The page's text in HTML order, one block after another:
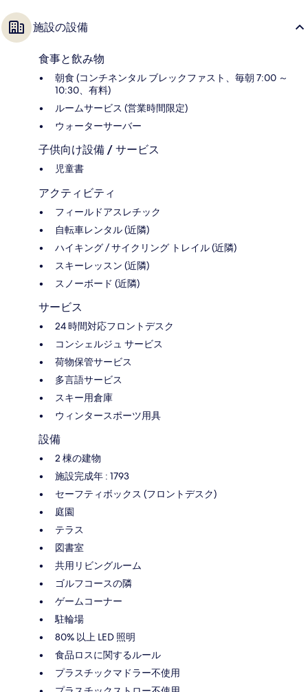
施設の設備
食事と飲み物
朝食 (コンチネンタル ブレックファスト、毎朝 7:00 ～
10:30、有料)
ルームサービス (営業時間限定)
ウォーターサーバー
子供向け設備 / サービス
児童書
アクティビティ
フィールドアスレチック
自転車レンタル (近隣)
ハイキング / サイクリング トレイル (近隣)
スキーレッスン (近隣)
スノーボード (近隣)
サービス
24 時間対応フロントデスク
コンシェルジュ サービス
荷物保管サービス
多言語サービス
スキー用倉庫
ウィンタースポーツ用具
設備
2 棟の建物
施設完成年 : 1793
セーフティボックス (フロントデスク)
庭園
テラス
図書室
共用リビングルーム
ゴルフコースの隣
ゲームコーナー
駐輪場
80% 以上 LED 照明
食品ロスに関するルール
プラスチックマドラー不使用